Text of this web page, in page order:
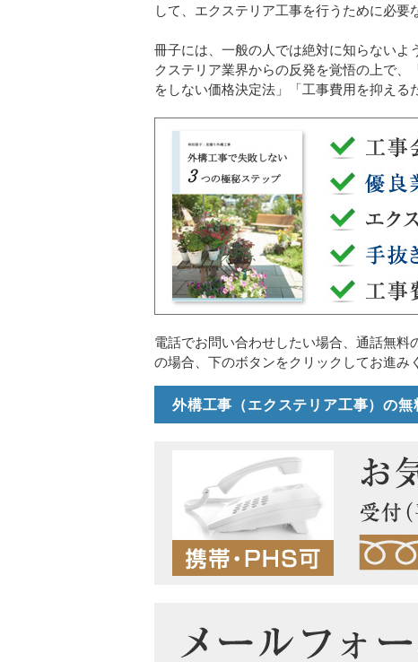
して、エクステリア工事を行うために必要
冊子には、一般の人では絶対に知らないよ
クステリア業界からの反発を覚悟の上で
をしない価格決定法」「工事費用を抑える
電話でお問い合わせしたい場合、通話無
の場合、下のボタンをクリックしてお進み
外構工事（エクステリア工事）の